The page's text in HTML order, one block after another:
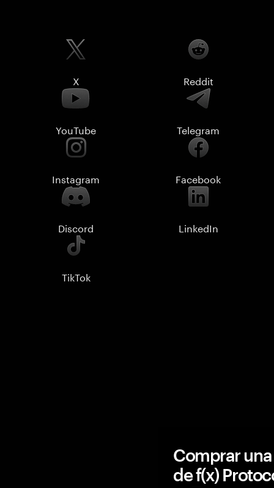
X Reddit
YouTube Telegram
Instagram Facebook
Discord LinkedIn
TikTok
Comprar
de f(x)